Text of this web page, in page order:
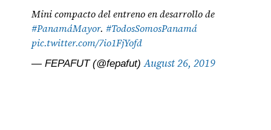
Mini compacto del entreno en desarrollo de
#PanamáMayor.#TodosSomosPanamá
pic.twitter.com/7io1FjYofd
— FEPAFUT (@fepafut)August 26, 2019